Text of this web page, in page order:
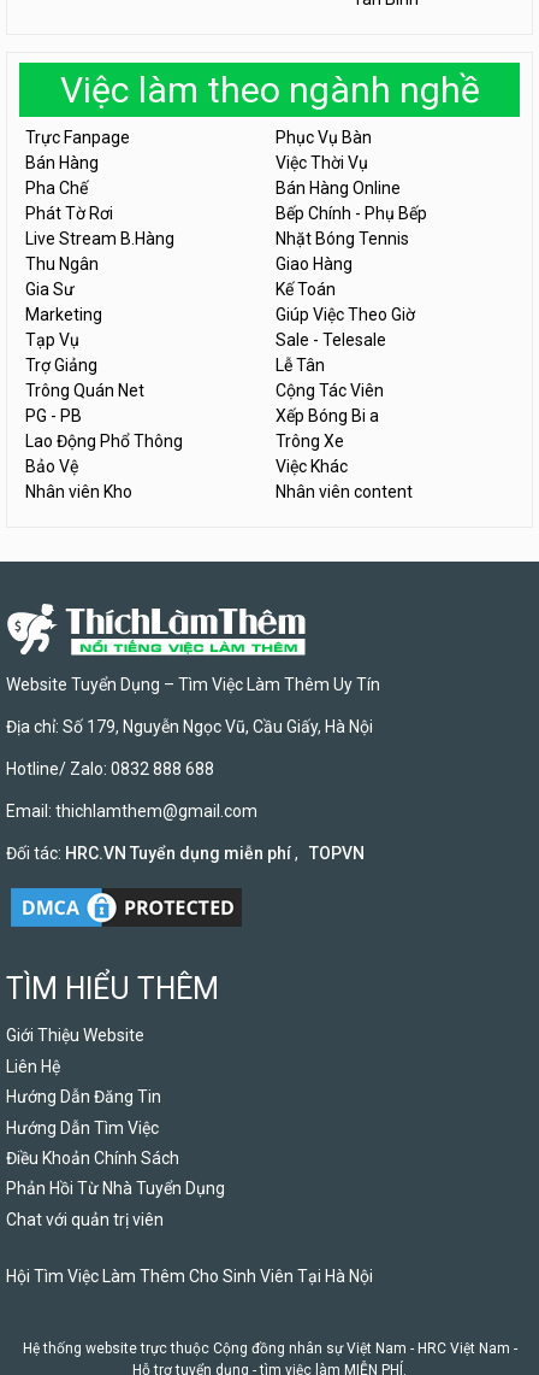
Việc làm theo ngành nghề
Trực Fanpage
Phục Vụ Bàn
Bán Hàng
Việc Thời Vụ
Pha Chế
Bán Hàng Online
Phát Tờ Rơi
Bếp Chính - Phụ Bếp
Live Stream B.Hàng
Nhặt Bóng Tennis
Thu Ngân
Giao Hàng
Gia Sư
Kế Toán
Marketing
Giúp Việc Theo Giờ
Tạp Vụ
Sale - Telesale
Trợ Giảng
Lễ Tân
Trông Quán Net
Cộng Tác Viên
PG - PB
Xếp Bóng Bi a
Lao Động Phổ Thông
Trông Xe
Bảo Vệ
Việc Khác
Nhân viên Kho
Nhân viên content
Website Tuyển Dụng – Tìm Việc Làm Thêm Uy Tín
Địa chỉ: Số 179, Nguyễn Ngọc Vũ, Cầu Giấy, Hà Nội
Hotline/ Zalo: 0832 888 688
Email: thichlamthem@gmail.com
Đối tác: HRC.VN Tuyển dụng miễn phí, TOPVN
TÌM HIỂU THÊM
Giới Thiệu Website
Liên Hệ
Hướng Dẫn Đăng Tin
Hướng Dẫn Tìm Việc
Điều Khoản Chính Sách
Phản Hồi Từ Nhà Tuyển Dụng
Chat với quản trị viên
Hội Tìm Việc Làm Thêm Cho Sinh Viên Tại Hà Nội
Hệ thống website trực thuộc Cộng đồng nhân sự Việt Nam - HRC Việt Nam -
Hỗ trợ tuyển dụng - tìm việc làm MIỄN PHÍ.